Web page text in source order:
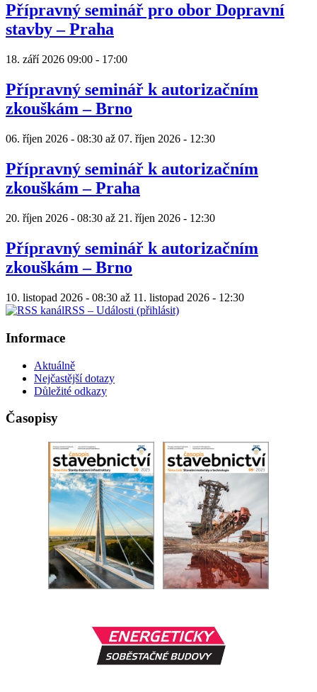
Přípravný seminář pro obor Dopravní
stavby – Praha
18. září 2026 09:00 - 17:00
Přípravný seminář k autorizačním
zkouškám – Brno
06. říjen 2026 - 08:30 až 07. říjen 2026 - 12:30
Přípravný seminář k autorizačním
zkouškám – Praha
20. říjen 2026 - 08:30 až 21. říjen 2026 - 12:30
Přípravný seminář k autorizačním
zkouškám – Brno
10. listopad 2026 - 08:30 až 11. listopad 2026 - 12:30
RSS – Události (přihlásit)
Informace
Aktuálně
Nejčastější dotazy
Důležité odkazy
Časopisy